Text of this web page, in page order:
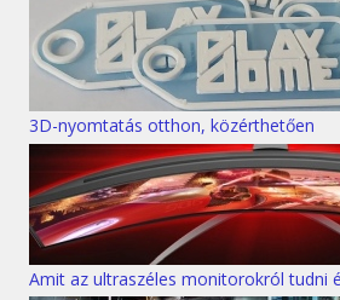
3D-nyomtatás otthon, közérthetően
Amit az ultraszéles monitorokról tudni